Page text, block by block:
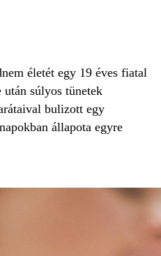
életét egy 19 éves fiatal
súlyos tünetek
bulizott egy
állapota egyre